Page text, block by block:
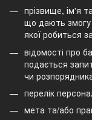
прізвище, ім'я
що дають змогу
якої робиться
відомості про
подається
чи
перелік
мета та/або